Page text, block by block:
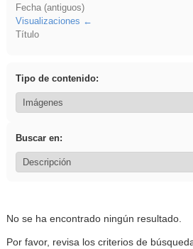
Fecha (antiguos)
Visualizaciones
Título
Tipo de contenido:
Buscar en:
No se ha encontrado ningún resultado.
Por favor, revisa los criterios de